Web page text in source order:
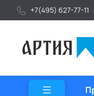
+7(495) 627-77-11